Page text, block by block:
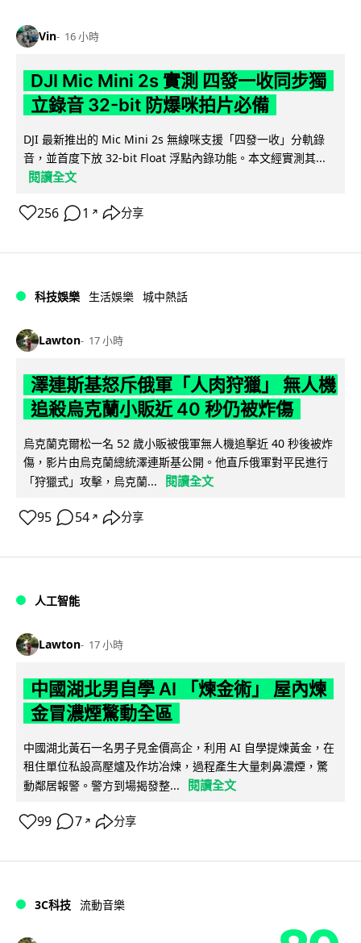
Vin 16 小時
DJI Mic Mini 2s 實測 四發一收同步獨
立錄音 32-bit 防爆咪拍片必備
DJI 最新推出的 Mic Mini 2s 無線咪支援「四發一收」分軌錄
音，並首度下放 32-bit Float 浮點內錄功能。本文經實測其...
閱讀全文
256 1 ↗ 分享
科技娛樂 生活娛樂 城中熱話
Lawton 17 小時
澤連斯基怒斥俄軍「人肉狩獵」 無人機
追殺烏克蘭小販近 40 秒仍被炸傷
烏克蘭克爾松一名 52 歲小販被俄軍無人機追擊近 40 秒後被炸
傷，影片由烏克蘭總統澤連斯基公開。他直斥俄軍對平民進行
「狩獵式」攻擊，烏克蘭...
閱讀全文
95 54 ↗ 分享
人工智能
Lawton 17 小時
中國湖北男自學 AI 「煉金術」 屋內煉
金冒濃煙驚動全區
中國湖北黃石一名男子見金價高企，利用 AI 自學提煉黃金，在
租住單位私設高壓爐及作坊冶煉，過程產生大量刺鼻濃煙，驚
動鄰居報警。警方到場揭發整...
閱讀全文
99 7 ↗ 分享
3C科技 流動音樂